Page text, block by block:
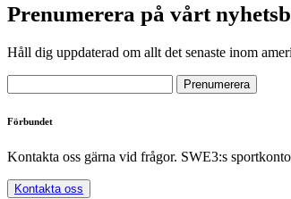
Prenumerera på vårt
Håll dig uppdaterad om allt det senaste inom
Förbundet
Kontakta oss gärna vid frågor. SWE3:s
Kontakta oss